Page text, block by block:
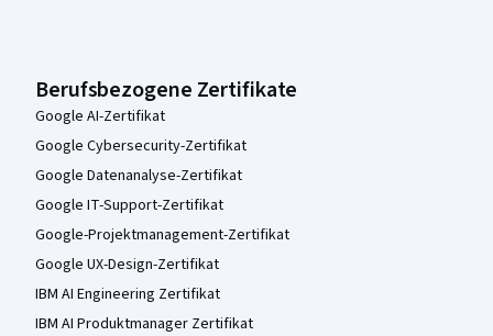
Berufsbezogene Zertifikate
Google AI-Zertifikat
Google Cybersecurity-Zertifikat
Google Datenanalyse-Zertifikat
Google IT-Support-Zertifikat
Google-Projektmanagement-Zertifikat
Google UX-Design-Zertifikat
IBM AI Engineering Zertifikat
IBM AI Produktmanager Zertifikat